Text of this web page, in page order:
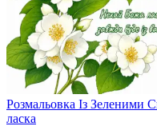
Розмальовка Із Зеленими
ласка